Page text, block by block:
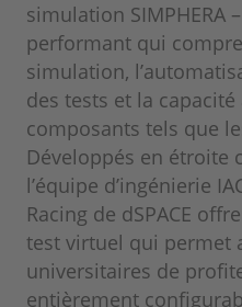
simulation SIMPHERA
performant qui
simulation,
des tests et la capacité
composants tels que
Développés en étroite
l’équipe d’ingénierie
Racing de dSPACE
test virtuel qui permet
universitaires de
entièrement